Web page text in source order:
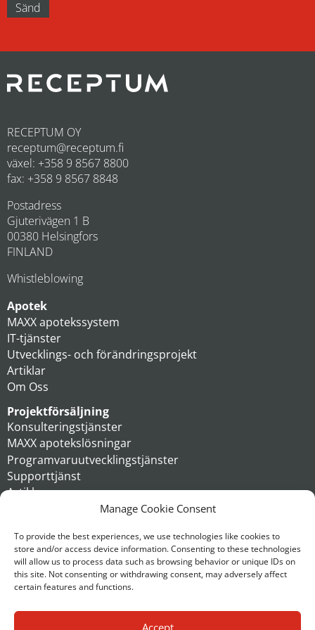
Manage Cookie Consent
To provide the best experiences, we use technologies like cookies to
store and/or access device information. Consenting to these technologies
will allow us to process data such as browsing behavior or unique IDs on
this site. Not consenting or withdrawing consent, may adversely affect
certain features and functions.
Accept
RECEPTUM OY
receptum@receptum.fi
växel: +358 9 8567 8800
fax: +358 9 8567 8848
Postadress
Gjuterivägen 1 B
00380 Helsingfors
FINLAND
Whistleblowing
Apotek
MAXX apotekssystem
IT-tjänster
Utvecklings- och förändringsprojekt
Artiklar
Om Oss
Projektförsäljning
Konsulteringstjänster
MAXX apotekslösningar
Programvaruutvecklingstjänster
Supporttjänst
Artiklar
Koncern
Kontakt